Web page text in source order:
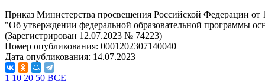
Приказ Министерства просвещения Российской Федерации
"Об утверждении федеральной образовательной программы
(Зарегистрирован 12.07.2023 № 74223)
Номер опубликования: 0001202307140040
Дата опубликования: 14.07.2023
1 10 20 50 ВСЕ